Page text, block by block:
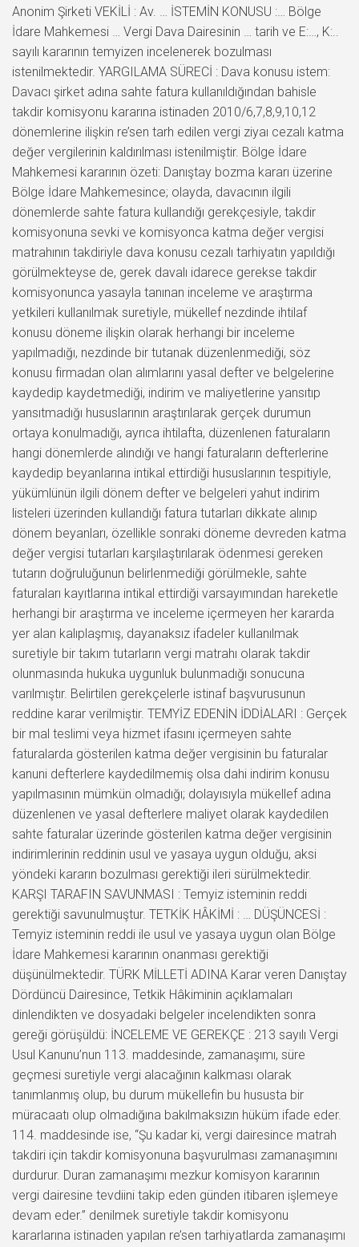
Anonim Şirketi VEKİLİ : Av. … İSTEMİN KONUSU :… Bölge
İdare Mahkemesi … Vergi Dava Dairesinin … tarih ve E:…, K:..
sayılı kararının temyizen incelenerek bozulması
istenilmektedir. YARGILAMA SÜRECİ : Dava konusu istem:
Davacı şirket adına sahte fatura kullanıldığından bahisle
takdir komisyonu kararına istinaden 2010/6,7,8,9,10,12
dönemlerine ilişkin re’sen tarh edilen vergi ziyaı cezalı katma
değer vergilerinin kaldırılması istenilmiştir. Bölge İdare
Mahkemesi kararının özeti: Danıştay bozma kararı üzerine
Bölge İdare Mahkemesince; olayda, davacının ilgili
dönemlerde sahte fatura kullandığı gerekçesiyle, takdir
komisyonuna sevki ve komisyonca katma değer vergisi
matrahının takdiriyle dava konusu cezalı tarhiyatın yapıldığı
görülmekteyse de, gerek davalı idarece gerekse takdir
komisyonunca yasayla tanınan inceleme ve araştırma
yetkileri kullanılmak suretiyle, mükellef nezdinde ihtilaf
konusu döneme ilişkin olarak herhangi bir inceleme
yapılmadığı, nezdinde bir tutanak düzenlenmediği, söz
konusu firmadan olan alımlarını yasal defter ve belgelerine
kaydedip kaydetmediği, indirim ve maliyetlerine yansıtıp
yansıtmadığı hususlarının araştırılarak gerçek durumun
ortaya konulmadığı, ayrıca ihtilafta, düzenlenen faturaların
hangi dönemlerde alındığı ve hangi faturaların defterlerine
kaydedip beyanlarına intikal ettirdiği hususlarının tespitiyle,
yükümlünün ilgili dönem defter ve belgeleri yahut indirim
listeleri üzerinden kullandığı fatura tutarları dikkate alınıp
dönem beyanları, özellikle sonraki döneme devreden katma
değer vergisi tutarları karşılaştırılarak ödenmesi gereken
tutarın doğruluğunun belirlenmediği görülmekle, sahte
faturaları kayıtlarına intikal ettirdiği varsayımından hareketle
herhangi bir araştırma ve inceleme içermeyen her kararda
yer alan kalıplaşmış, dayanaksız ifadeler kullanılmak
suretiyle bir takım tutarların vergi matrahı olarak takdir
olunmasında hukuka uygunluk bulunmadığı sonucuna
varılmıştır. Belirtilen gerekçelerle istinaf başvurusunun
reddine karar verilmiştir. TEMYİZ EDENİN İDDİALARI : Gerçek
bir mal teslimi veya hizmet ifasını içermeyen sahte
faturalarda gösterilen katma değer vergisinin bu faturalar
kanuni defterlere kaydedilmemiş olsa dahi indirim konusu
yapılmasının mümkün olmadığı; dolayısıyla mükellef adına
düzenlenen ve yasal defterlere maliyet olarak kaydedilen
sahte faturalar üzerinde gösterilen katma değer vergisinin
indirimlerinin reddinin usul ve yasaya uygun olduğu, aksi
yöndeki kararın bozulması gerektiği ileri sürülmektedir.
KARŞI TARAFIN SAVUNMASI : Temyiz isteminin reddi
gerektiği savunulmuştur. TETKİK HÂKİMİ : … DÜŞÜNCESİ :
Temyiz isteminin reddi ile usul ve yasaya uygun olan Bölge
İdare Mahkemesi kararının onanması gerektiği
düşünülmektedir. TÜRK MİLLETİ ADINA Karar veren Danıştay
Dördüncü Dairesince, Tetkik Hâkiminin açıklamaları
dinlendikten ve dosyadaki belgeler incelendikten sonra
gereği görüşüldü: İNCELEME VE GEREKÇE : 213 sayılı Vergi
Usul Kanunu’nun 113. maddesinde, zamanaşımı, süre
geçmesi suretiyle vergi alacağının kalkması olarak
tanımlanmış olup, bu durum mükellefin bu hususta bir
müracaatı olup olmadığına bakılmaksızın hüküm ifade eder.
114. maddesinde ise, “Şu kadar ki, vergi dairesince matrah
takdiri için takdir komisyonuna başvurulması zamanaşımını
durdurur. Duran zamanaşımı mezkur komisyon kararının
vergi dairesine tevdiini takip eden günden itibaren işlemeye
devam eder.” denilmek suretiyle takdir komisyonu
kararlarına istinaden yapılan re’sen tarhiyatlarda zamanaşımı